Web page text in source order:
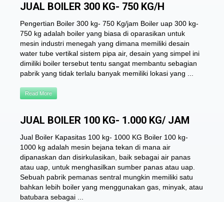
JUAL BOILER 300 KG- 750 KG/H
Pengertian Boiler 300 kg- 750 Kg/jam Boiler uap 300 kg-
750 kg adalah boiler yang biasa di oparasikan untuk
mesin industri menegah yang dimana memiliki desain
water tube vertikal sistem pipa air, desain yang simpel ini
dimiliki boiler tersebut tentu sangat membantu sebagian
pabrik yang tidak terlalu banyak memiliki lokasi yang ...
Read More
JUAL BOILER 100 KG- 1.000 KG/ JAM
Jual Boiler Kapasitas 100 kg- 1000 KG Boiler 100 kg-
1000 kg adalah mesin bejana tekan di mana air
dipanaskan dan disirkulasikan, baik sebagai air panas
atau uap, untuk menghasilkan sumber panas atau uap.
Sebuah pabrik pemanas sentral mungkin memiliki satu
bahkan lebih boiler yang menggunakan gas, minyak, atau
batubara sebagai ...